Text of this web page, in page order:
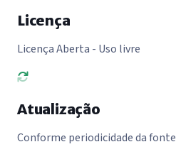
Licença
Licença Aberta - Uso livre
Atualização
Conforme periodicidade da fonte